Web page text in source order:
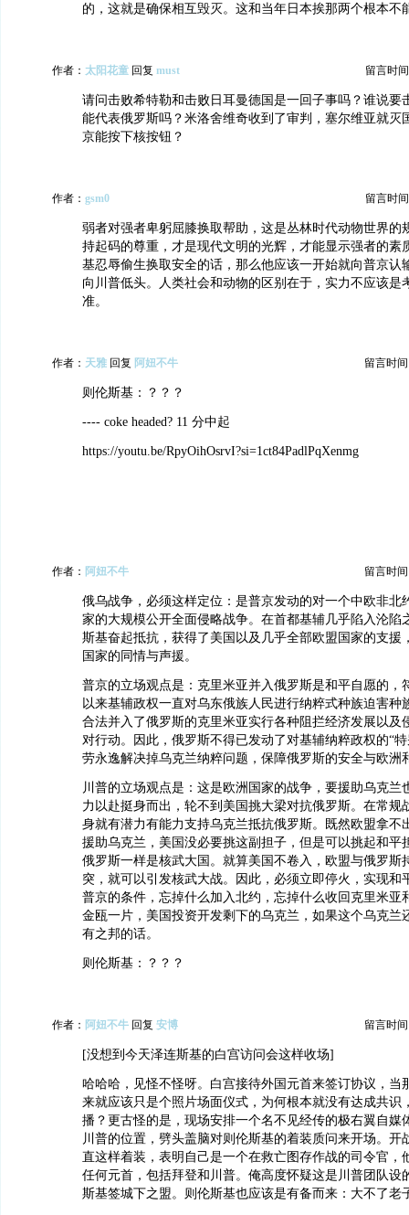
的，这就是确保相互毁灭。这和当年日本挨那两个根本不
作者： 太阳花童 回复 must 留言时
请问击败希特勒和击败日耳曼德国是一回子事吗？谁说要
能代表俄罗斯吗？米洛舍维奇收到了审判，塞尔维亚就灭
京能按下核按钮？
作者： gsm0 留言时
弱者对强者卑躬屈膝换取帮助，这是丛林时代动物世界的
持起码的尊重，才是现代文明的光辉，才能显示强者的素
基忍辱偷生换取安全的话，那么他应该一开始就向普京认
向川普低头。人类社会和动物的区别在于，实力不应该是
准。
作者： 天雅 回复 阿妞不牛 留言时间
则伦斯基：？？？
---- coke headed? 11 分中起
https://youtu.be/RpyOihOsrvI?si=1ct84PadlPqXenmg
作者： 阿妞不牛 留言时间
俄乌战争，必须这样定位：是普京发动的对一个中欧非北
家的大规模公开全面侵略战争。在首都基辅几乎陷入沦陷
斯基奋起抵抗，获得了美国以及几乎全部欧盟国家的支援
国家的同情与声援。
普京的立场观点是：克里米亚并入俄罗斯是和平自愿的，
以来基辅政权一直对乌东俄族人民进行纳粹式种族迫害种
合法并入了俄罗斯的克里米亚实行各种阻拦经济发展以及
对行动。因此，俄罗斯不得已发动了对基辅纳粹政权的“
劳永逸解决掉乌克兰纳粹问题，保障俄罗斯的安全与欧洲
川普的立场观点是：这是欧洲国家的战争，要援助乌克兰
力以赴挺身而出，轮不到美国挑大梁对抗俄罗斯。在常规
身就有潜力有能力支持乌克兰抵抗俄罗斯。既然欧盟拿不
援助乌克兰，美国没必要挑这副担子，但是可以挑起和平
俄罗斯一样是核武大国。就算美国不卷入，欧盟与俄罗斯
突，就可以引发核武大战。因此，必须立即停火，实现和
普京的条件，忘掉什么加入北约，忘掉什么收回克里米亚
金瓯一片，美国投资开发剩下的乌克兰，如果这个乌克兰
有之邦的话。
则伦斯基：？？？
作者： 阿妞不牛 回复 安博 留言时间
[没想到今天泽连斯基的白宫访问会这样收场]
哈哈哈，见怪不怪呀。白宫接待外国元首来签订协议，当
来就应该只是个照片场面仪式，为何根本就没有达成共识
播？更古怪的是，现场安排一个名不见经传的极右翼自媒
川普的位置，劈头盖脑对则伦斯基的着装质问来开场。开
直这样着装，表明自己是一个在救亡图存作战的司令官，
任何元首，包括拜登和川普。俺高度怀疑这是川普团队设
斯基签城下之盟。则伦斯基也应该是有备而来：大不了老